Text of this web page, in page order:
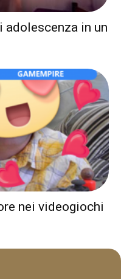
adolescenza in un
nei videogiochi